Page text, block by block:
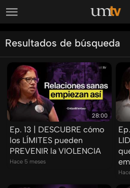
Resultados de búsqueda
Ordenar por:
28:00
Ep. 13 | DESCUBRE cómo
los LÍMITES pueden
PREVENIR la VIOLENCIA
Hace 5 meses